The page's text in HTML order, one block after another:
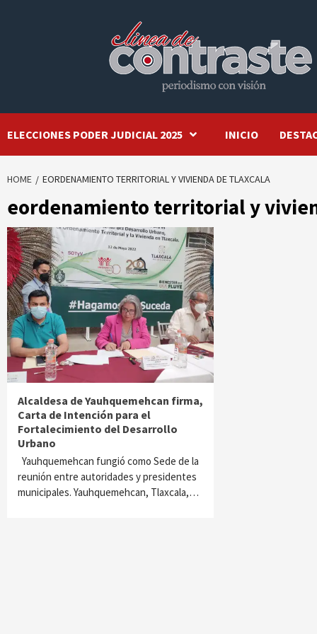
ELECCIONES PODER JUDICIAL 2025 INICIO
HOME EORDENAMIENTO TERRITORIAL Y VIVIENDA DE TLAXCALA
eordenamiento territorial y
Alcaldesa de Yauhquemehcan firma,
Carta de Intención para el
Fortalecimiento del Desarrollo
Urbano
Yauhquemehcan fungió como Sede de la
reunión entre autoridades y presidentes
municipales. Yauhquemehcan, Tlaxcala,…